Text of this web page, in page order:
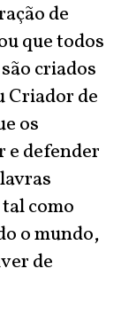
de
que todos
criados
Criador de
os
e defender
como
o mundo,
de